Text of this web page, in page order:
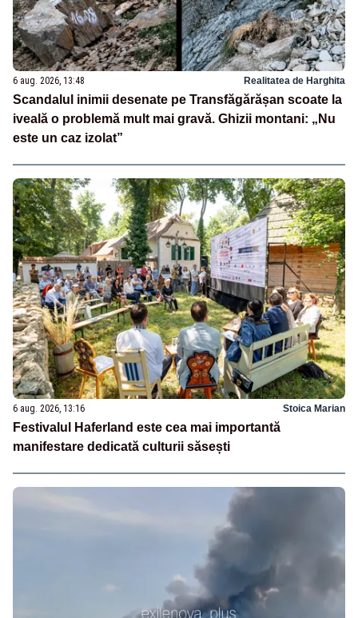
6 aug. 2026, 13:48 Realitatea de Harghita
Scandalul inimii desenate pe Transfăgărășan scoate la
iveală o problemă mult mai gravă. Ghizii montani: „Nu
este un caz izolat”
6 aug. 2026, 13:16 Stoica Marian
Festivalul Haferland este cea mai importantă
manifestare dedicată culturii săsești